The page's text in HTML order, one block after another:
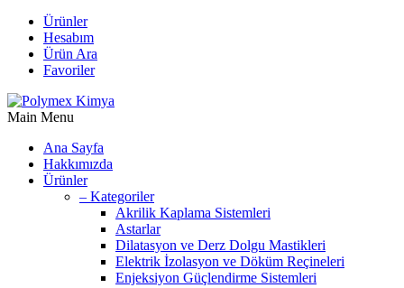
Ürünler
Hesabım
Ürün Ara
Favoriler
Main Menu
Ana Sayfa
Hakkımızda
Ürünler
– Kategoriler
Akrilik Kaplama Sistemleri
Astarlar
Dilatasyon ve Derz Dolgu Mastikleri
Elektrik İzolasyon ve Döküm Reçineleri
Enjeksiyon Güçlendirme Sistemleri